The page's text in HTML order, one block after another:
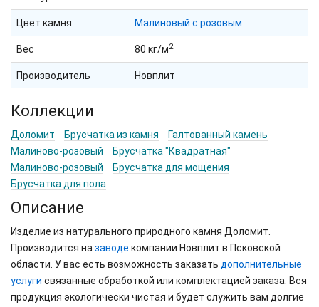
Цвет камня Малиновый с розовым
Вес 80 кг/м2
Производитель Новплит
Коллекции
Доломит Брусчатка из камня
Галтованный камень
Малиново-розовый
Брусчатка "Квадратная"
Малиново-розовый
Брусчатка для мощения
Брусчатка для пола
Описание
Изделие из натурального природного камня Доломит.
Производится на заводе компании Новплит в Псковской
области. У вас есть возможность заказать дополнительные
услуги связанные обработкой или комплектацией заказа. Вся
продукция экологически чистая и будет служить вам долгие